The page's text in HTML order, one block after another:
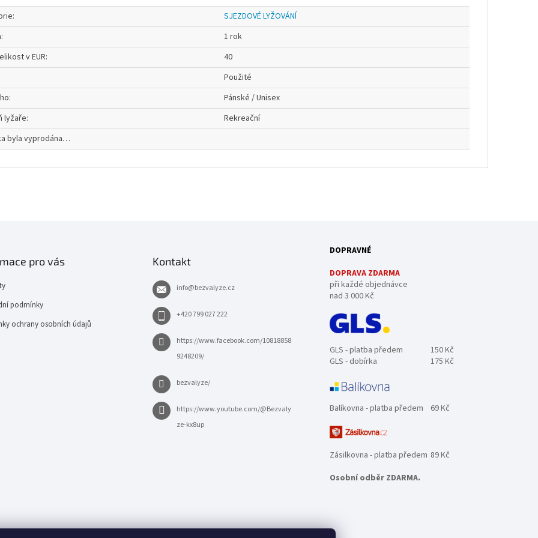
:
SJEZDOVÉ LYŽOVÁNÍ
:
1 rok
v EUR:
40
Použité
:
Pánské / Unisex
lyžaře:
Rekreační
byla vyprodána…
pro vás
podmínky
ochrany osobních údajů
Kontakt
info@bezvalyze.cz
+420 799 027 222
https://www.facebook.com/10818858
9248209/
bezvalyze/
https://www.youtube.com/@Bezvaly
ze-kx8up
DOPRAVNÉ
DOPRAVA ZDARMA
při každé objednávce
nad 3 000 Kč
GLS - platba předem
150 Kč
GLS - dobírka
175 Kč
Balíkovna - platba předem 69 Kč
Zásilkovna - platba předem 89 Kč
Osobní odběr ZDARMA.